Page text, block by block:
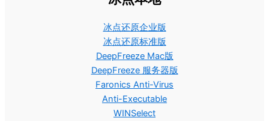
冰点还原企业版
冰点还原标准版
DeepFreeze Mac版
DeepFreeze 服务器版
Faronics Anti-Virus
Anti-Executable
WINSelect